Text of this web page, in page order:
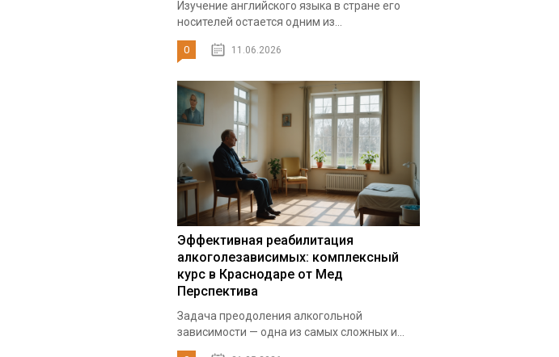
Изучение английского языка в стране его
носителей остается одним из...
0 11.06.2026
Эффективная реабилитация
алкоголезависимых: комплексный
курс в Краснодаре от Мед
Перспектива
Задача преодоления алкогольной
зависимости — одна из самых сложных и...